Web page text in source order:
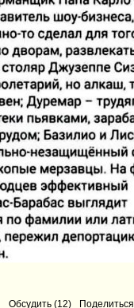
Обсудить (12) Поделиться